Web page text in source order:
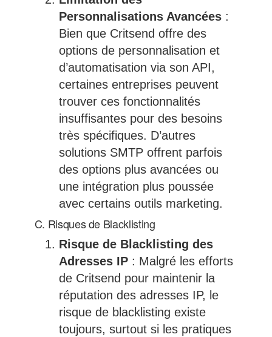
Personnalisations Avancées:
Bien que Critsend offre des
options de personnalisation et
d’automatisation via son API,
certaines entreprises peuvent
trouver ces fonctionnalités
insuffisantes pour des besoins
très spécifiques. D’autres
solutions SMTP offrent parfois
des options plus avancées ou
une intégration plus poussée
avec certains outils marketing.
C. Risques de Blacklisting
Risque de Blacklisting des
Adresses IP: Malgré les efforts
de Critsend pour maintenir la
réputation des adresses IP, le
risque de blacklisting existe
toujours, surtout si les pratiques